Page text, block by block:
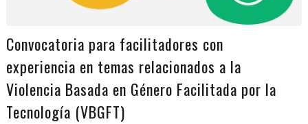
Convocatoria para facilitadores con
experiencia en temas relacionados a la
Violencia Basada en Género Facilitada por la
Tecnología (VBGFT)